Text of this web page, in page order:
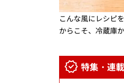
こんな風にレシピ
からこそ、冷蔵庫
特集・連